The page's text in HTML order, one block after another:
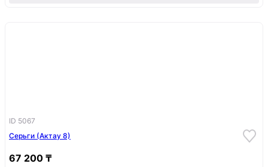
ID 5067
Серьги (Актау 8)
67 200 ₸